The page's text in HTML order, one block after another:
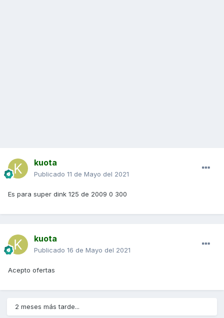
kuota
Publicado 11 de Mayo del 2021
Es para super dink 125 de 2009 0 300
kuota
Publicado 16 de Mayo del 2021
Acepto ofertas
2 meses más tarde...